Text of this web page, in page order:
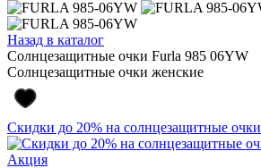
Назад в каталог
Солнцезащитные очки Furla 985 06YW
Солнцезащитные очки женские
Скидки до 20% на солнцезащитные очки
Акция